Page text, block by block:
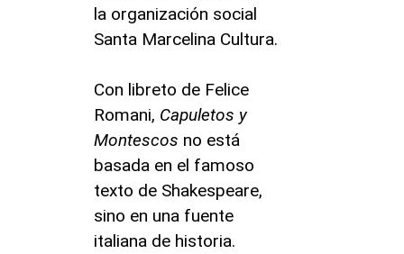
la organización social
Santa Marcelina Cultura.
Con libreto de Felice
Romani, Capuletos y
Montescos no está
basada en el famoso
texto de Shakespeare,
sino en una fuente
italiana de historia.